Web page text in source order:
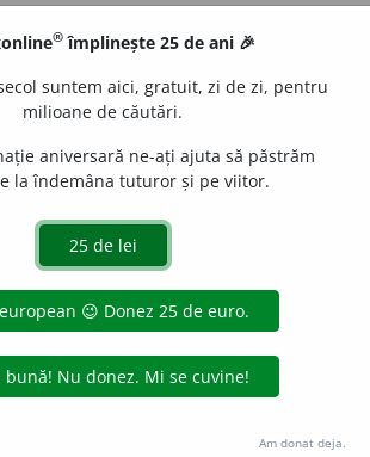
albă vederi pline de viață:
2026 dexonline (https://dexonline.ro)
inclusiv prin orice metode de extragere automată
excepția seturilor de date oferite oficial spre utilizare
® împlinește 25 de ani 🎉
suntem aici, gratuit, zi de zi, pentru
milioane de căutări.
aniversară ne-ați ajuta să păstrăm
la îndemâna tuturor și pe viitor.
Am donat deja.